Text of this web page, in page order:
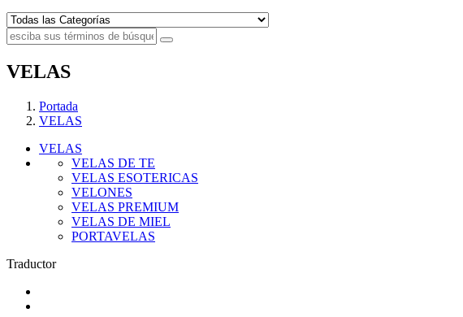
VELAS
Portada
VELAS
VELAS
VELAS DE TE
VELAS ESOTERICAS
VELONES
VELAS PREMIUM
VELAS DE MIEL
PORTAVELAS
Traductor